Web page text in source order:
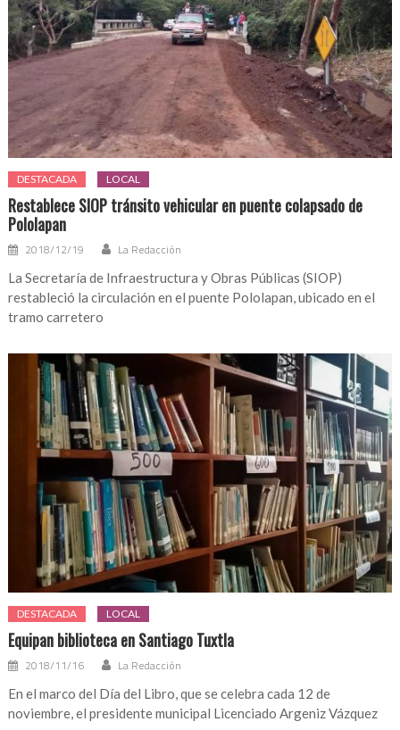
DESTACADA LOCAL
Restablece SIOP tránsito vehicular en puente colapsado de
Pololapan
2018/12/19 La Redacción
La Secretaría de Infraestructura y Obras Públicas (SIOP)
restableció la circulación en el puente Pololapan, ubicado en el
tramo carretero
DESTACADA LOCAL
Equipan biblioteca en Santiago Tuxtla
2018/11/16 La Redacción
En el marco del Día del Libro, que se celebra cada 12 de
noviembre, el presidente municipal Licenciado Argeniz Vázquez